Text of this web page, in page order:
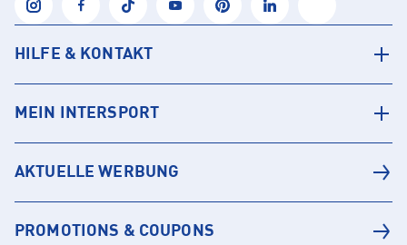
HILFE & KONTAKT
MEIN INTERSPORT
AKTUELLE WERBUNG
PROMOTIONS & COUPONS